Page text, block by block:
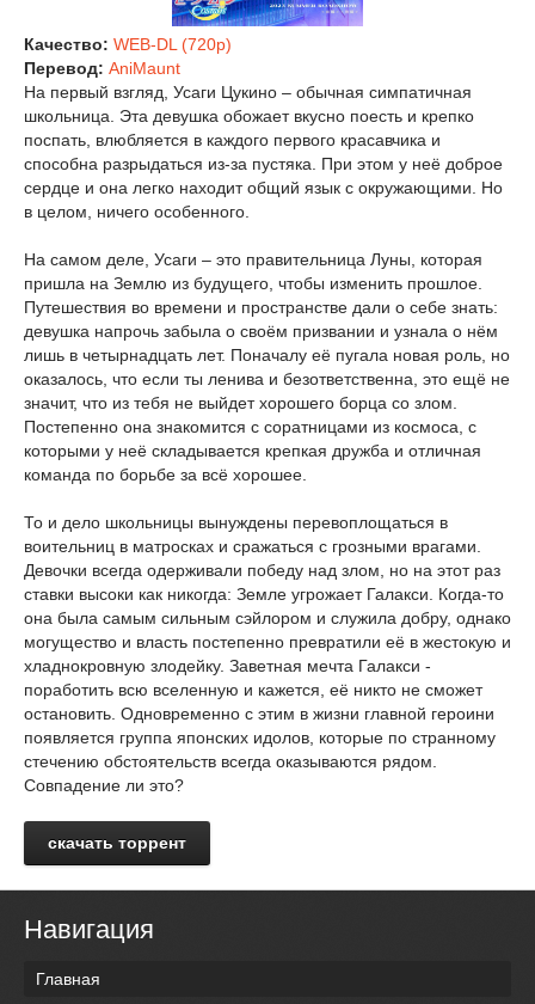
Качество: WEB-DL (720p)
Перевод: AniMaunt
На первый взгляд, Усаги Цукино – обычная симпатичная
школьница. Эта девушка обожает вкусно поесть и крепко
поспать, влюбляется в каждого первого красавчика и
способна разрыдаться из-за пустяка. При этом у неё доброе
сердце и она легко находит общий язык с окружающими. Но
в целом, ничего особенного.
На самом деле, Усаги – это правительница Луны, которая
пришла на Землю из будущего, чтобы изменить прошлое.
Путешествия во времени и пространстве дали о себе знать:
девушка напрочь забыла о своём призвании и узнала о нём
лишь в четырнадцать лет. Поначалу её пугала новая роль, но
оказалось, что если ты ленива и безответственна, это ещё не
значит, что из тебя не выйдет хорошего борца со злом.
Постепенно она знакомится с соратницами из космоса, с
которыми у неё складывается крепкая дружба и отличная
команда по борьбе за всё хорошее.
То и дело школьницы вынуждены перевоплощаться в
воительниц в матросках и сражаться с грозными врагами.
Девочки всегда одерживали победу над злом, но на этот раз
ставки высоки как никогда: Земле угрожает Галакси. Когда-то
она была самым сильным сэйлором и служила добру, однако
могущество и власть постепенно превратили её в жестокую и
хладнокровную злодейку. Заветная мечта Галакси -
поработить всю вселенную и кажется, её никто не сможет
остановить. Одновременно с этим в жизни главной героини
появляется группа японских идолов, которые по странному
стечению обстоятельств всегда оказываются рядом.
Совпадение ли это?
скачать торрент
Навигация
Главная